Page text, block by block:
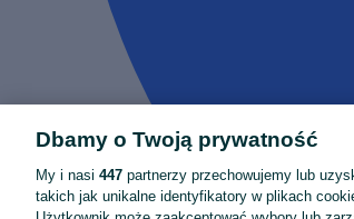
Dbamy o Twoją prywatność
My i nasi 447 partnerzy przechowujemy lub
takich jak unikalne identyfikatory w plikach